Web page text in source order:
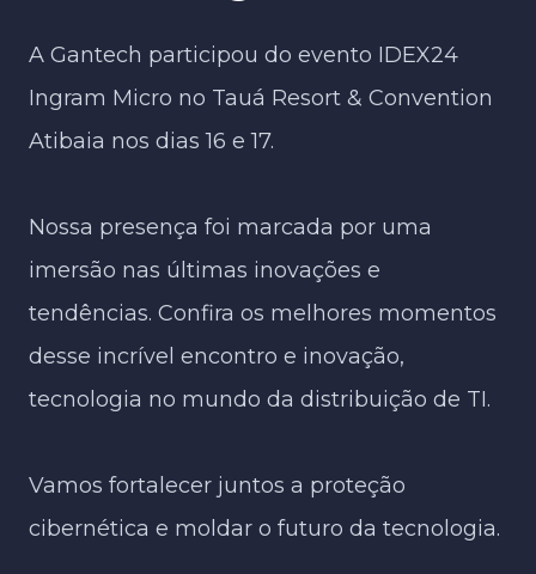
A Gantech participou do evento IDEX24
Ingram Micro no Tauá Resort & Convention
Atibaia nos dias 16 e 17.
Nossa presença foi marcada por uma
imersão nas últimas inovações e
tendências. Confira os melhores momentos
desse incrível encontro e inovação,
tecnologia no mundo da distribuição de TI.
Vamos fortalecer juntos a proteção
cibernética e moldar o futuro da tecnologia.